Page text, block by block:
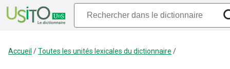
Accueil /Toutes les unités lexicales du dictionnaire /